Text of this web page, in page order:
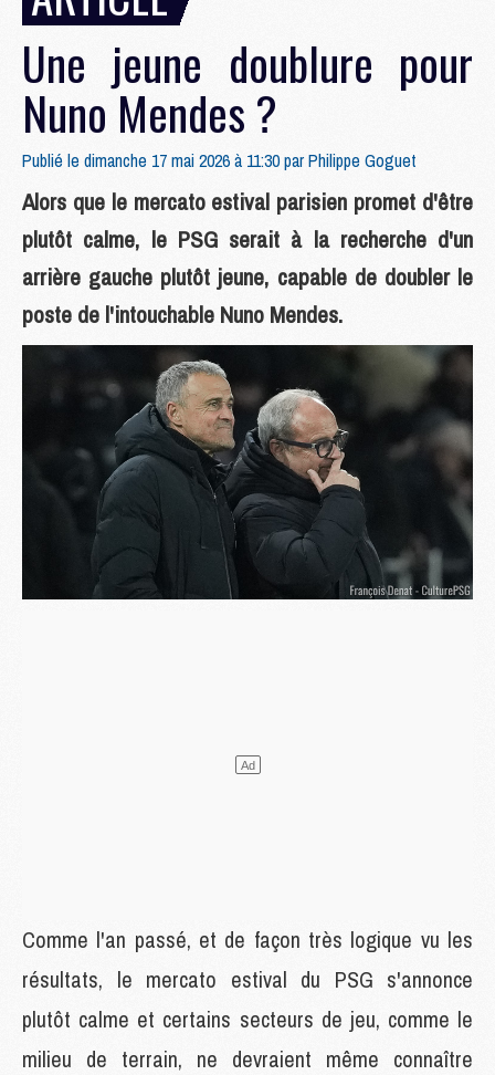
Une jeune doublure pour
Nuno Mendes ?
Publié le dimanche 17 mai 2026 à 11:30 parPhilippe Goguet
Alors que le mercato estival parisien promet d'être
plutôt calme, le PSG serait à la recherche d'un
arrière gauche plutôt jeune, capable de doubler le
poste de l'intouchable Nuno Mendes.
Comme l'an passé, et de façon très logique vu les
résultats, le mercato estival du PSG s'annonce
plutôt calme et certains secteurs de jeu, comme le
milieu de terrain, ne devraient même connaître